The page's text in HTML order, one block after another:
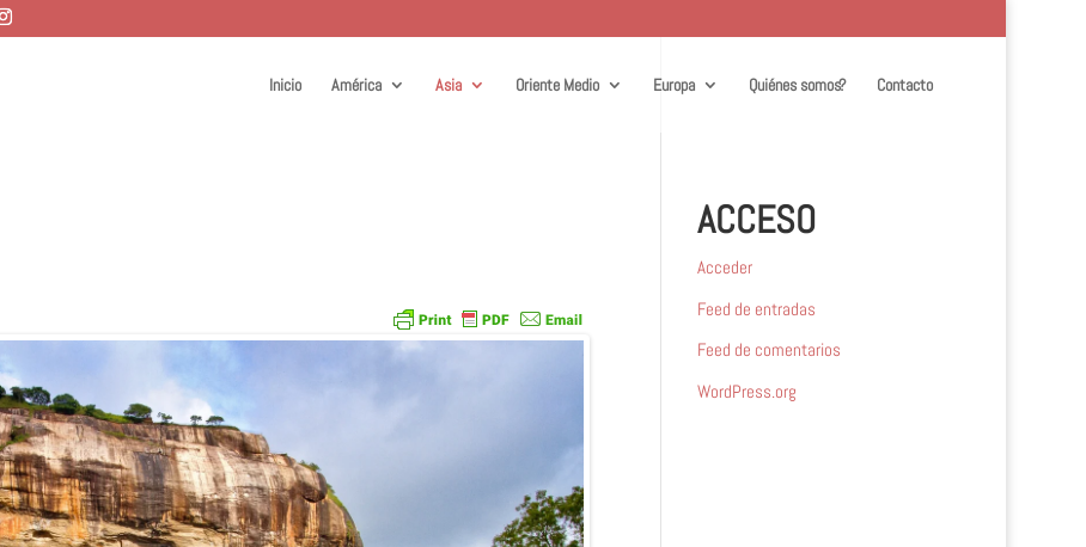
Inicio América Asia Oriente Medio Europa Quiénes somos? Contacto
ACCESO
Acceder
Feed de entradas
Feed de comentarios
WordPress.org